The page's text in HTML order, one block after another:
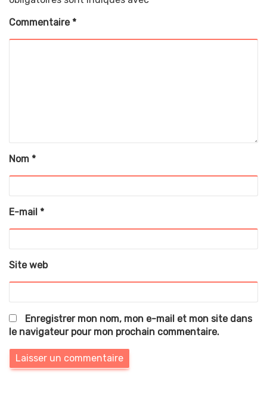
Commentaire *
Nom *
E-mail *
Site web
Enregistrer mon nom, mon e-mail et mon site dans
le navigateur pour mon prochain commentaire.